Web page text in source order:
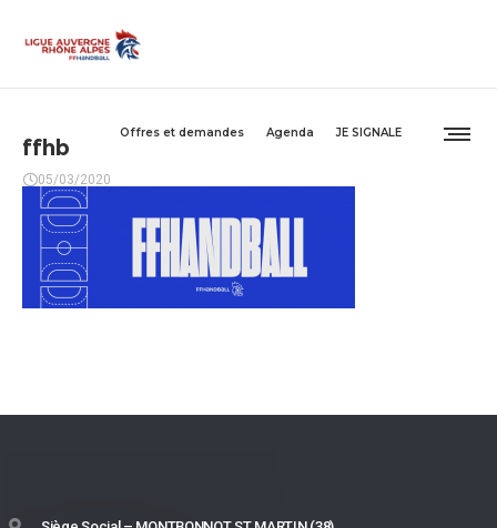
Offres et demandes Agenda JE SIGNALE
ffhb
05/03/2020